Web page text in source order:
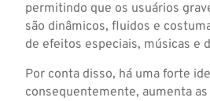
permitindo que os usuários
são dinâmicos, fluidos e
de efeitos especiais, músicas e
Por conta disso, há uma forte
consequentemente, aumenta